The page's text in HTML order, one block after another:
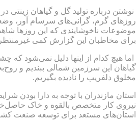
نوشتن درباره تولید گل و گیاهان زینتی
روزهای گرم، گرانی‌های سرسام آور،
موضوعات ناخوشایندی که این روزها
برای مخاطبان این گزارش کمی
اما هیچ کدام از اینها دلیل نمی‌شود که
گیاهان این سرزمین شمالی ببندیم و
مخلوق دلفریب را نادیده بگیریم.
استان مازندران با توجه به دارا بودن
نیروی کار متخصص بالقوه و خاک
استان‌های مستعد برای توسعه صنعت